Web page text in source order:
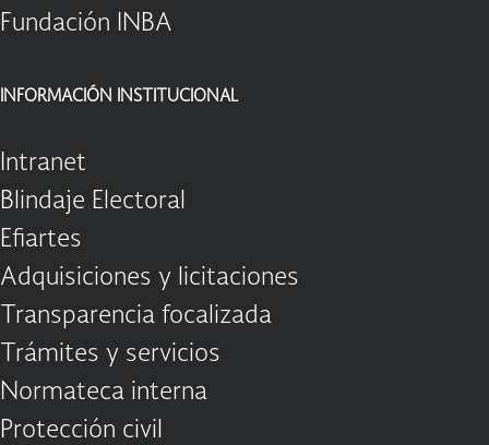
Fundación INBA
INFORMACIÓN INSTITUCIONAL
Intranet
Blindaje Electoral
Efiartes
Adquisiciones y licitaciones
Transparencia focalizada
Trámites y servicios
Normateca interna
Protección civil